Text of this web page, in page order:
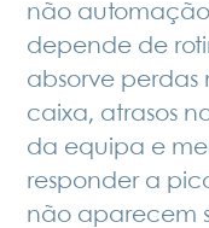
não
depende de
absorve perdas
caixa, atrasos
da equipa e
responder a
não aparecem